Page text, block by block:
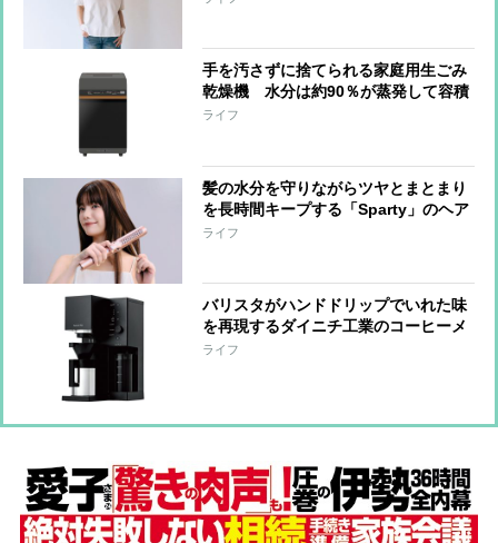
手を汚さずに捨てられる家庭用生ごみ
乾燥機 水分は約90％が蒸発して容積
は約80％減量 肉片・貝殻・骨・種な
ライフ
髪の水分を守りながらツヤとまとまり
を長時間キープする「Sparty」のヘア
アイロン 髪を挟んだ直後に風を噴射
ライフ
バリスタがハンドドリップでいれた味
を再現するダイニチ工業のコーヒーメ
ーカー 抽出スタイルの異なる2人の
ライフ